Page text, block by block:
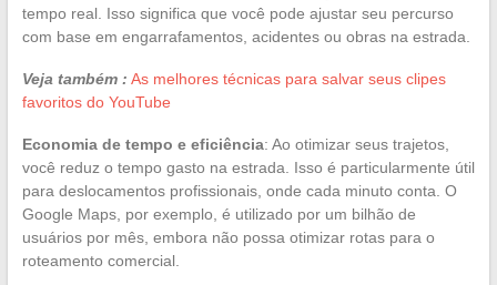
tempo real. Isso significa que você pode ajustar seu percurso
com base em engarrafamentos, acidentes ou obras na estrada.
Veja também : As melhores técnicas para salvar seus clipes
favoritos do YouTube
Economia de tempo e eficiência: Ao otimizar seus trajetos,
você reduz o tempo gasto na estrada. Isso é particularmente útil
para deslocamentos profissionais, onde cada minuto conta. O
Google Maps, por exemplo, é utilizado por um bilhão de
usuários por mês, embora não possa otimizar rotas para o
roteamento comercial.